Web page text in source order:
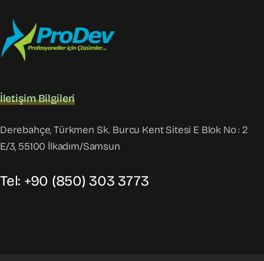
İletişim Bilgileri
Derebahçe, Türkmen Sk. Burcu Kent Sitesi E Blok No : 2
E/3, 55100 İlkadım/Samsun
Tel: +90 (850) 303 3773